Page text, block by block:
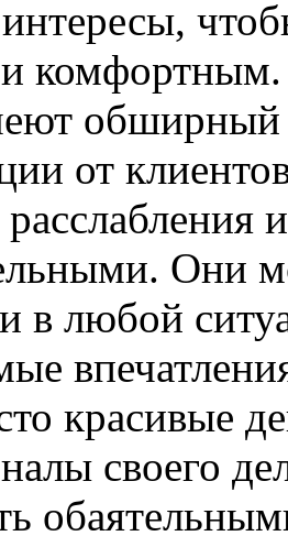
интересы,
комфортным.
обширный
от
Они
в любой
красивые
своего